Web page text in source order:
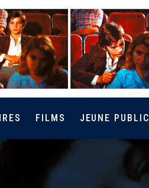
FILMS JEUNE PUBLIC